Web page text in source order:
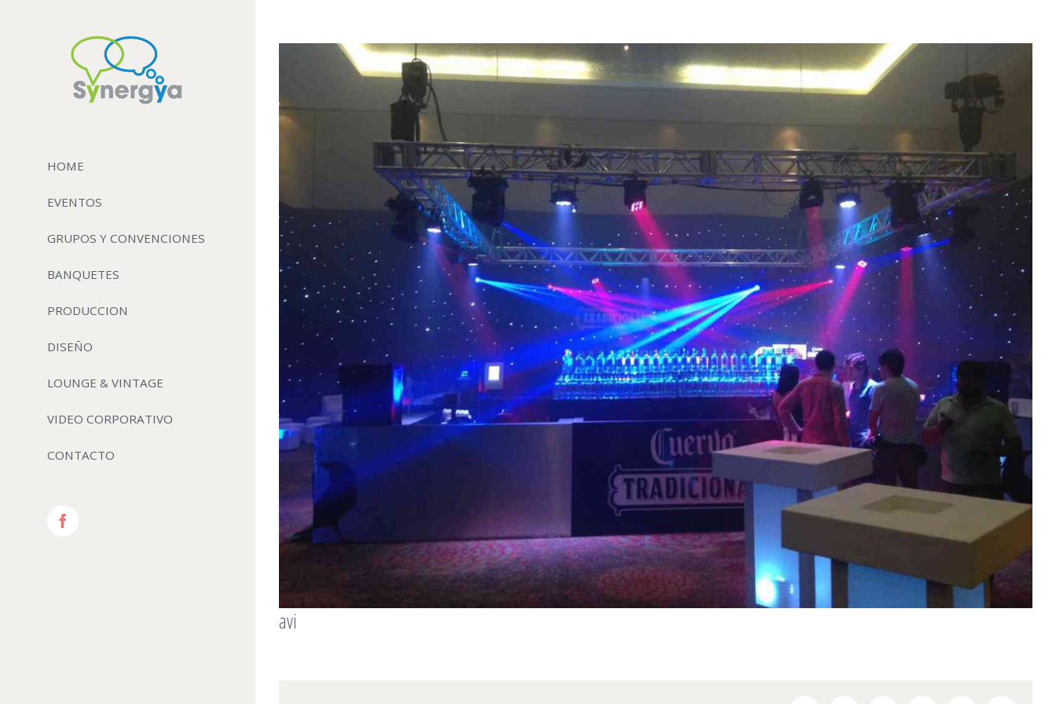
HOME
EVENTOS
GRUPOS Y CONVENCIONES
BANQUETES
PRODUCCION
DISEÑO
LOUNGE & VINTAGE
VIDEO CORPORATIVO
CONTACTO
avi